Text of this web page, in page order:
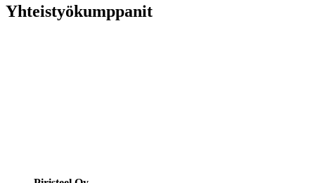
Yhteistyökumppanit